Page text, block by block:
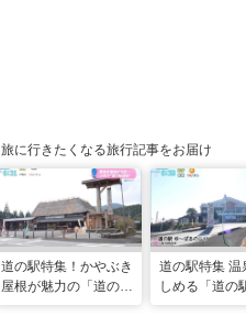
旅に行きたくなる旅行記事をお届け
道の駅特集！かやぶき
屋根が魅力の「道の駅
道の駅特集 温
しめる「道の